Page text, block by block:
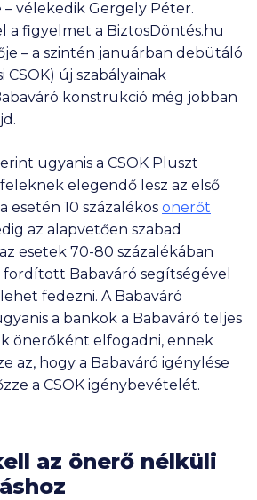
– vélekedik Gergely Péter.
a figyelmet a BiztosDöntés.hu
– a szintén januárban debütáló
CSOK) új szabályainak
konstrukció még jobban
ugyanis a CSOK Pluszt
elegendő lesz az első
esetén 10 százalékos önerőt
az alapvetően szabad
esetek 70-80 százalékában
fordított Babaváró segítségével
fedezni. A Babaváró
a bankok a Babaváró teljes
önerőként elfogadni, ennek
az, hogy a Babaváró igénylése
a CSOK igénybevételét.
az önerő nélküli